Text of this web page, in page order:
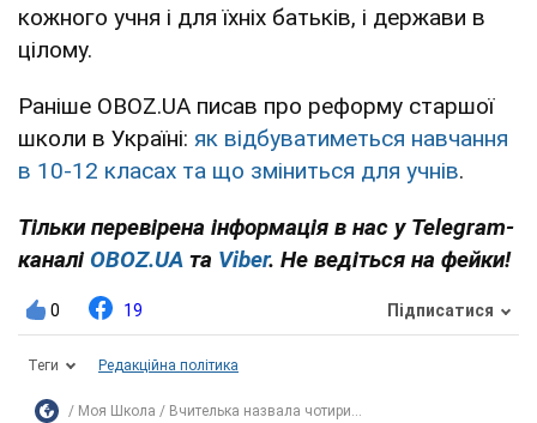
кожного учня і для їхніх батьків, і держави в
цілому.
Раніше OBOZ.UA писав про реформу старшої
школи в Україні: як відбуватиметься навчання
в 10-12 класах та що зміниться для учнів.
Тільки перевірена інформація в нас у Telegram-
каналі OBOZ.UA та Viber. Не ведіться на фейки!
0 19 Підписатися
Теги Редакційна політика
Моя Школа Вчителька назвала чотири...